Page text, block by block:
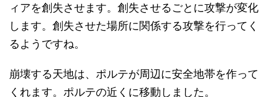
ィアを創失させます。創失させるごとに攻撃が変化
します。創失させた場所に関係する攻撃を行ってく
るようですね。
崩壊する天地は、ポルテが周辺に安全地帯を作って
くれます。ポルテの近くに移動しました。